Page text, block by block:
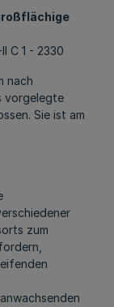
C 1 - 2330
nach
vorgelegte
Sie ist am
zum